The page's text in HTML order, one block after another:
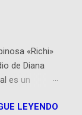
de Airbus
para inspirar
una
60
para
arranca
«Richi»
de Diana
es un
este
LEYENDO